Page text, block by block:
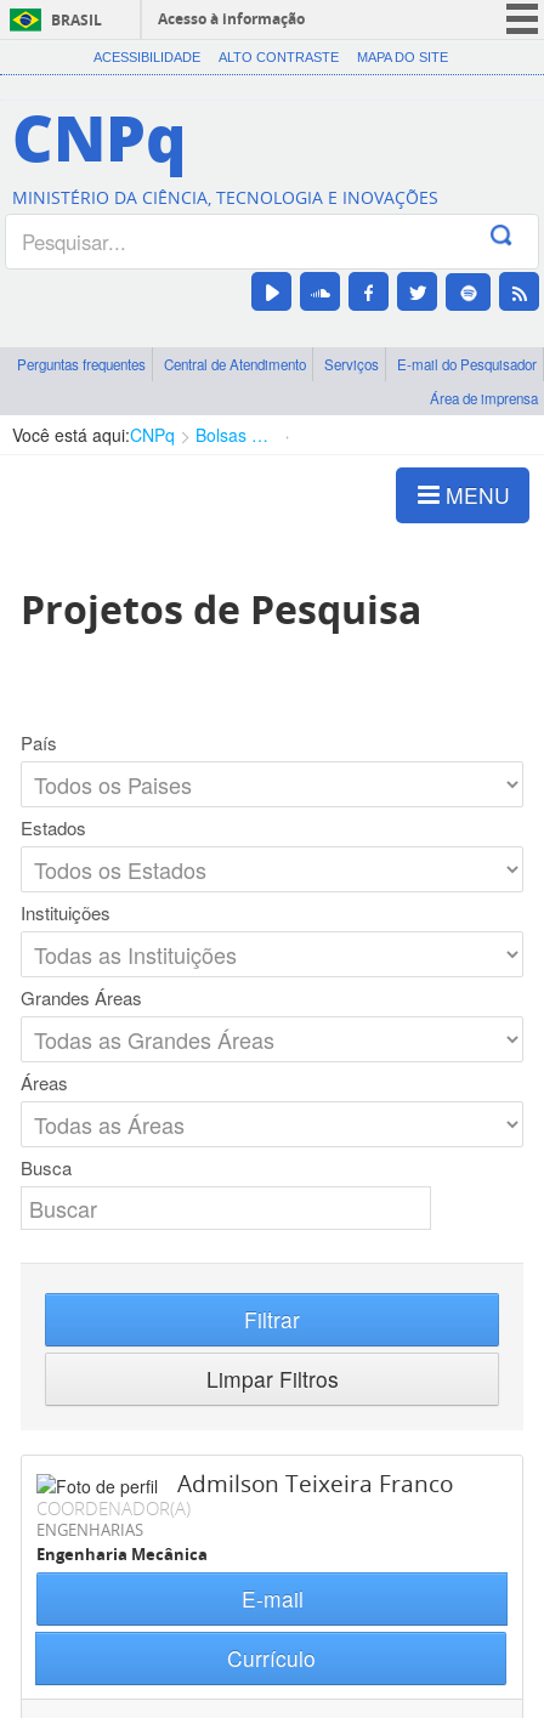
BRASIL
Acesso à informação
CORONAVÍRUS (COVID-19)
Canais
ACESSIBILIDADE ALTO CONTRASTE MAPA DO SITE
CNPq
MINISTÉRIO DA CIÊNCIA, TECNOLOGIA E INOVAÇÕES
Perguntas frequentes Central de Atendimento Serviços
E-mail do Pesquisador
Área de imprensa
Você está aqui:CNPq Bolsas e Auxílios Vigentes
MENU
Projetos de Pesquisa
País
Estados
Instituições
Grandes Áreas
Áreas
Busca
Filtrar
Limpar Filtros
Admilson Teixeira Franco
COORDENADOR(A)
ENGENHARIAS
Engenharia Mecânica
E-mail
Currículo